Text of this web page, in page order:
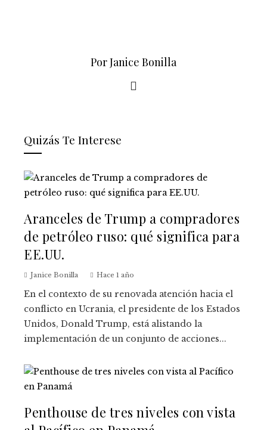
Por Janice Bonilla
Quizás Te Interese
Aranceles de Trump a compradores
de petróleo ruso: qué significa para
EE.UU.
Janice Bonilla Hace 1 año
En el contexto de su renovada atención hacia el
conflicto en Ucrania, el presidente de los Estados
Unidos, Donald Trump, está alistando la
implementación de un conjunto de acciones...
Penthouse de tres niveles con vista